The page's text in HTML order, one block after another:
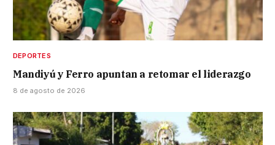
DEPORTES
Mandiyú y Ferro apuntan a retomar el liderazgo
8 de agosto de 2026